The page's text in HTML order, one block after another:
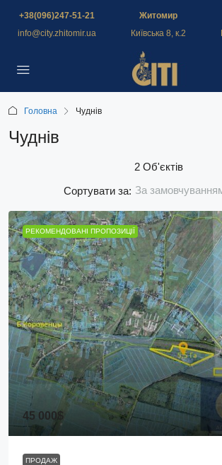
+38(096)247-51-21
info@city.zhitomir.ua
Житомир
Київська 8, к.2
Головна Чуднів
Чуднів
2 Об'єктів
Сортувати за: За
РЕКОМЕНДОВАНІ ПРОПОЗИЦІЇ
45 000$
ПРОДАЖ